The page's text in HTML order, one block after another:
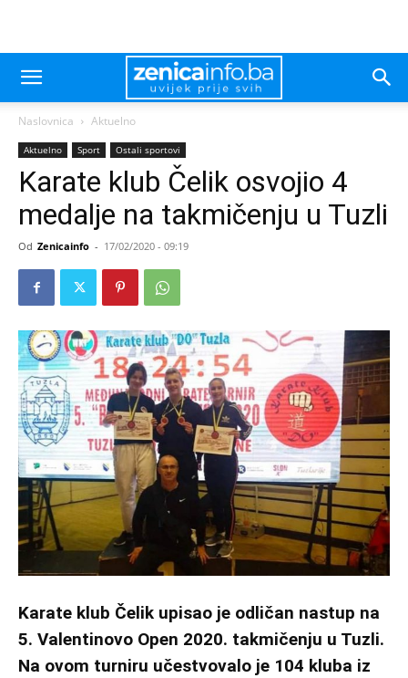
Naslovnica Aktuelno
Aktuelno Sport Ostali sportovi
Karate klub Čelik osvojio 4
medalje na takmičenju u Tuzli
Od Zenicainfo - 17/02/2020 - 09:19
Karate klub Čelik upisao je odličan nastup na
5. Valentinovo Open 2020. takmičenju u Tuzli.
Na ovom turniru učestvovalo je 104 kluba iz